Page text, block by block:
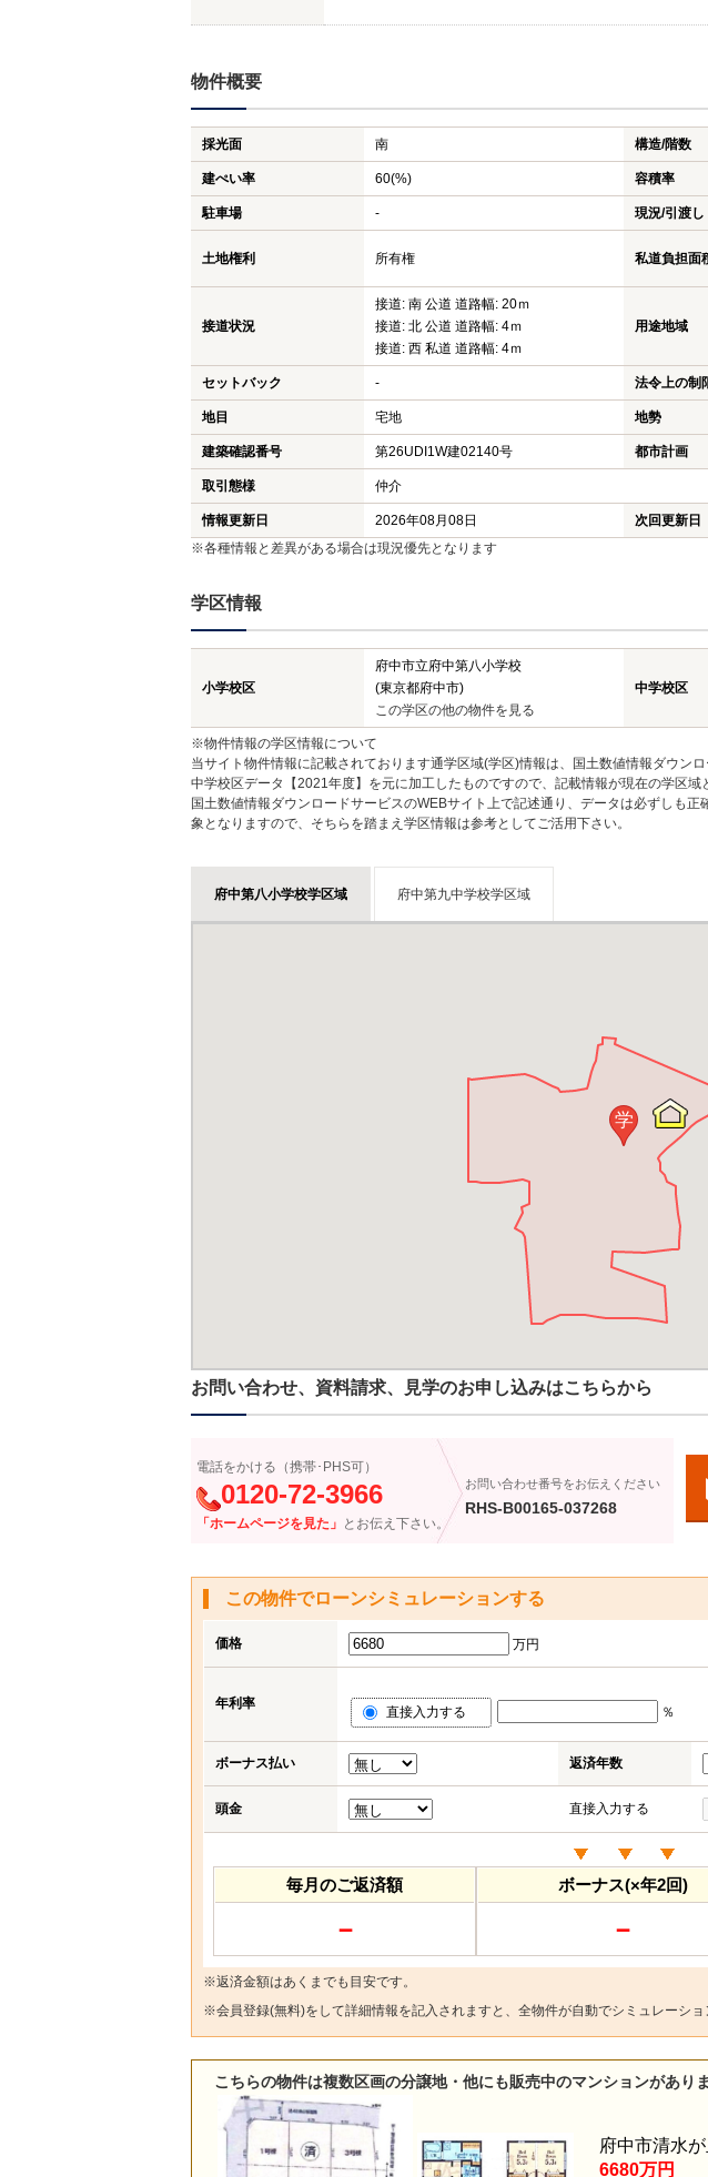
物件概要
採光面 南 構造/階数
建ぺい率 60(%) 容積率
駐車場 - 現況/引渡し
土地権利 所有権 私道負担面
接道状況
接道: 南 公道 道路幅: 20ｍ
接道: 北 公道 道路幅: 4ｍ
接道: 西 私道 道路幅: 4ｍ
用途地域
セットバック - 法令上の制
地目 宅地 地勢
建築確認番号 第26UDI1W建02140号 都市計画
取引態様 仲介
情報更新日 2026年08月08日 次回更新日
※各種情報と差異がある場合は現況優先となります
学区情報
小学校区
府中市立府中第八小学校
(東京都府中市)
この学区の他の物件を見る
中学校区
※物件情報の学区情報について
当サイト物件情報に記載されております通学区域(学区)情報は、国土数値情報ダウン
中学校区データ【2021年度】を元に加工したものですので、記載情報が現在の学区域
国土数値情報ダウンロードサービスのWEBサイト上で記述通り、データは必ずしも
象となりますので、そちらを踏まえ学区情報は参考としてご活用下さい。
府中第八小学校学区域 府中第九中学校学区域
学
お問い合わせ、資料請求、見学のお申し込みはこちらから
電話をかける（携帯･PHS可）
0120-72-3966
「ホームページを見た」 とお伝え下さい。
お問い合わせ番号をお伝えください
RHS-B00165-037268
この物件でローンシミュレーションする
価格 万円
年利率
直接入力する ％
ボーナス払い 返済年数
頭金 直接入力する
毎月のご返済額
－
ボーナス(×年2回)
－
※返済金額はあくまでも目安です。
※会員登録(無料)をして詳細情報を記入されますと、全物件が自動でシミュレーショ
こちらの物件は複数区画の分譲地・他にも販売中のマンションがありま
府中市清水
6680万円